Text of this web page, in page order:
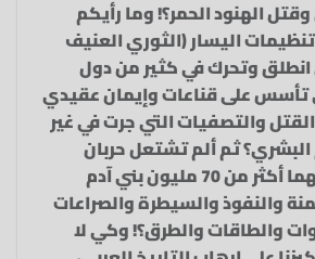
الهنود الحمر؟! وما رأيكم
اليسار (الثوري العنيف
انطلق وتحرك في كثير من دول
تأسس على قناعات وإيمان عقيدي
والتصفيات التي جرت في غير
البشري؟ ثم ألم تشتعل حربان
عالميتان قُتل فيهما أكثر من 70 مليون بني آدم
والنفوذ والسيطرة والصراعات
والطاقات والطرق؟! وكي لا